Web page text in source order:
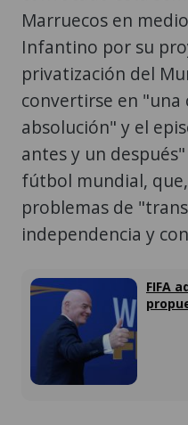
Marruecos en
Infantino por su
privatización del
convertirse en "una
absolución" y el
antes y un
fútbol mundial,
problemas de
independencia y
FIFA